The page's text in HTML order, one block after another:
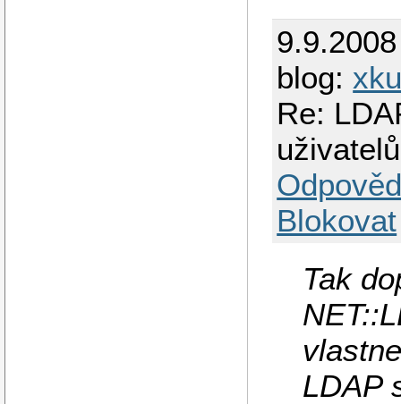
blog:
Re:
uživatelů
Blokovat
Tak
LDAP